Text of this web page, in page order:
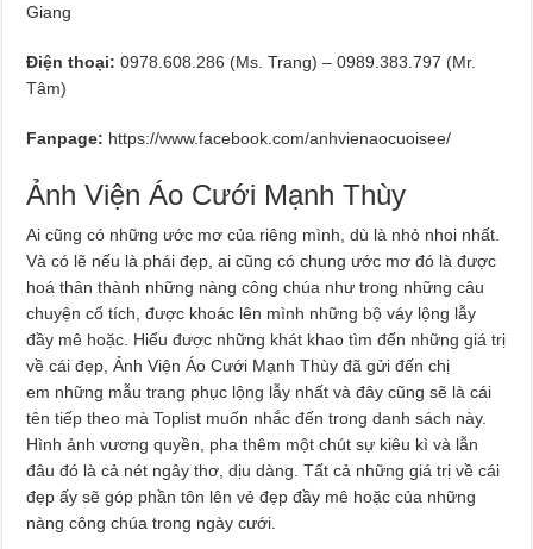
Giang
Điện thoại: 0978.608.286 (Ms. Trang) – 0989.383.797 (Mr.
Tâm)
Fanpage: https://www.facebook.com/anhvienaocuoisee/
Ảnh Viện Áo Cưới Mạnh Thùy
Ai cũng có những ước mơ của riêng mình, dù là nhỏ nhoi nhất.
Và có lẽ nếu là phái đẹp, ai cũng có chung ước mơ đó là được
hoá thân thành những nàng công chúa như trong những câu
chuyện cổ tích, được khoác lên mình những bộ váy lộng lẫy
đầy mê hoặc. Hiểu được những khát khao tìm đến những giá trị
về cái đẹp, Ảnh Viện Áo Cưới Mạnh Thùy đã gửi đến chị
em những mẫu trang phục lộng lẫy nhất và đây cũng sẽ là cái
tên tiếp theo mà Toplist muốn nhắc đến trong danh sách này.
Hình ảnh vương quyền, pha thêm một chút sự kiêu kì và lẫn
đâu đó là cả nét ngây thơ, dịu dàng. Tất cả những giá trị về cái
đẹp ấy sẽ góp phần tôn lên vẻ đẹp đầy mê hoặc của những
nàng công chúa trong ngày cưới.